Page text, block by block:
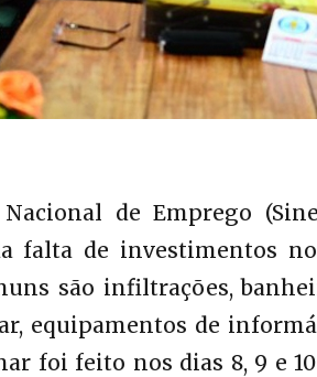
de Emprego
falta de investimentos
são infiltrações,
equipamentos de
foi feito nos dias 8, 9 e